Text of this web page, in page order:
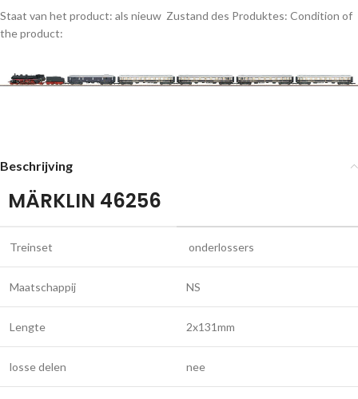
Staat van het product: als nieuw Zustand des Produktes: Condition of
the product:
Beschrijving
MÄRKLIN 46256
Treinset onderlossers
Maatschappij NS
Lengte 2x131mm
losse delen nee